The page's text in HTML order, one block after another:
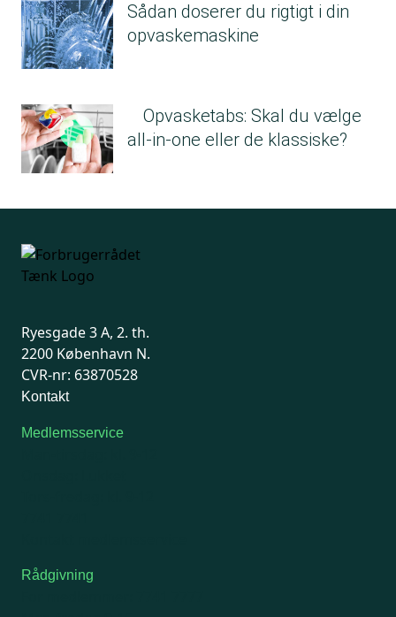
at alle oplysningerne om indholdet fremgår på
etiketten.
Rengøringsmidler oplyser normalt kun om
stedet for være et link til en hjemmeside, hvor
du skal kunne finde en liste over alle
indholdsstofferne.
3. Tjek produkternes ingrediensliste for
benzisothiazolinone (BIT) skal stå på
produktet, hvis det er i.
allergifremkaldende.
Du kan også læse på etiketten, om der er
parfume i rengøringsmidlet.
4. Faremærker gælder for det koncentrerede
rengøringsmiddel
ved normal brug, er det ikke problematisk.
Sådan doserer du rigtigt i din
opvaskemaskine
Opvasketabs: Skal du vælge
all-in-one eller de klassiske?
Ryesgade 3 A, 2. th.
2200 København N.
CVR-nr: 63870528
Kontakt
Medlemsservice
Rådgivning